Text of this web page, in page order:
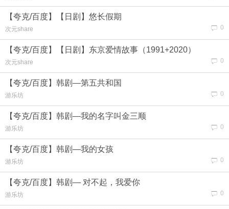
【夸克/百度】【日剧】悠长假期
次元share 0
【夸克/百度】【日剧】东京爱情故事（1991+2020）
次元share 0
【夸克/百度】韩剧—第五共和国
游乐坊 0
【夸克/百度】韩剧—我的名字叫金三顺
游乐坊 0
【夸克/百度】韩剧—我的女孩
游乐坊 0
【夸克/百度】韩剧— 对不起，我爱你
游乐坊 0